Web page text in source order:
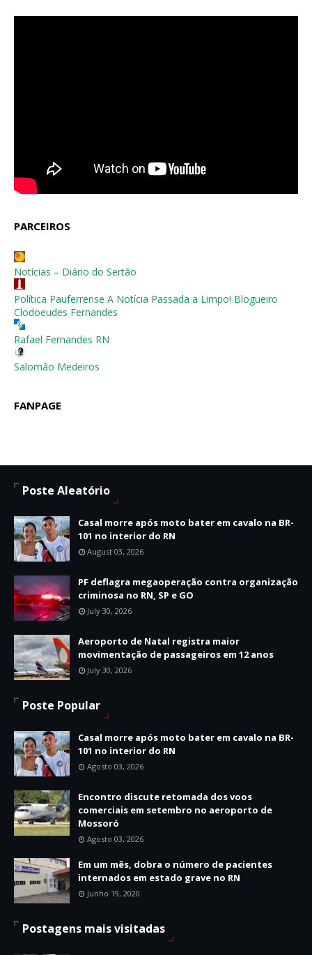
PARCEIROS
Notícias – Diário do Sertão
Política Pauferrense A Notícia Passada a Limpo! Blogueiro
Clodoeudes Fernandes
Rafael Fernandes RN
Salomão Medeiros
FANPAGE
Poste Aleatório
Casal morre após moto bater em cavalo na BR-
101 no interior do RN
August 03, 2026
PF deflagra megaoperação contra organização
criminosa no RN, SP e GO
July 30, 2026
Aeroporto de Natal registra maior
movimentação de passageiros em 12 anos
July 30, 2026
Poste Popular
Casal morre após moto bater em cavalo na BR-
101 no interior do RN
Agosto 03, 2026
Encontro discute retomada dos voos
comerciais em setembro no aeroporto de
Mossoró
Agosto 03, 2026
Em um mês, dobra o número de pacientes
internados em estado grave no RN
Junho 19, 2020
Postagens mais visitadas